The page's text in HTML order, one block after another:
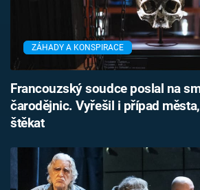
ZÁHADY A KONSPIRACE
Francouzský soudce poslal na
čarodějnic. Vyřešil i případ
štěkat